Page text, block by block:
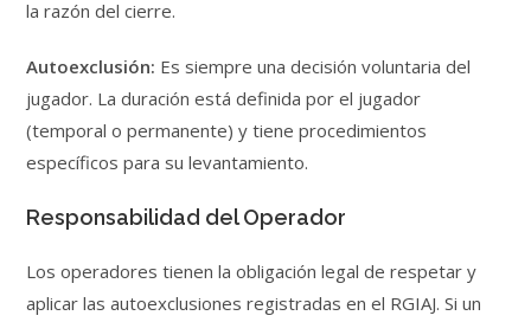
la razón del cierre.
Autoexclusión: Es siempre una decisión voluntaria del
jugador. La duración está definida por el jugador
(temporal o permanente) y tiene procedimientos
específicos para su levantamiento.
Responsabilidad del Operador
Los operadores tienen la obligación legal de respetar y
aplicar las autoexclusiones registradas en el RGIAJ. Si un